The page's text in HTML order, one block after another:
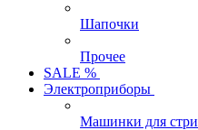
Шапочки
Прочее
SALE %
Электроприборы
Машинки для